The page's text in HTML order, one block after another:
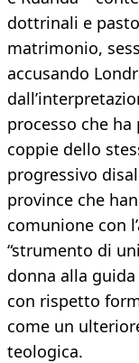
dottrinali e
matrimonio,
accusando
processo che
coppie dello
progressivo
province che
comunione con
“strumento di
donna alla
con rispetto
come un
teologica.